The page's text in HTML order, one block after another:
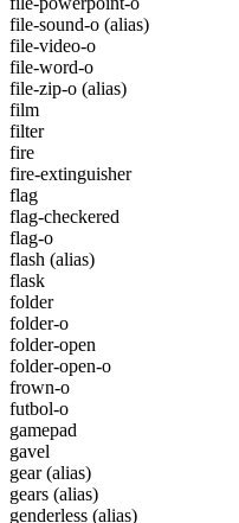
file-sound-o (alias)
file-video-o
file-word-o
file-zip-o (alias)
film
filter
fire
fire-extinguisher
flag
flag-checkered
flag-o
flash (alias)
flask
folder
folder-o
folder-open
folder-open-o
frown-o
futbol-o
gamepad
gavel
gear(alias)
gears (alias)
genderless (alias)